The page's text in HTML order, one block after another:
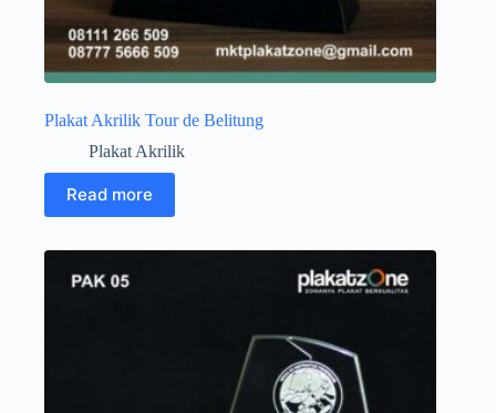
Plakat Akrilik Tour de Belitung
Plakat Akrilik
Read more